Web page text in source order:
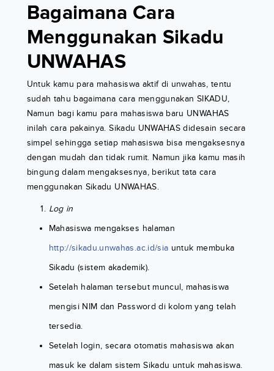
Bagaimana Cara
Menggunakan Sikadu
UNWAHAS
Untuk kamu para mahasiswa aktif di unwahas, tentu
sudah tahu bagaimana cara menggunakan SIKADU,
Namun bagi kamu para mahasiswa baru UNWAHAS
inilah cara pakainya. Sikadu UNWAHAS didesain secara
simpel sehingga setiap mahasiswa bisa mengaksesnya
dengan mudah dan tidak rumit. Namun jika kamu masih
bingung dalam mengaksesnya, berikut tata cara
menggunakan Sikadu UNWAHAS.
Log in
Mahasiswa mengakses halaman
http://sikadu.unwahas.ac.id/sia untuk membuka
Sikadu (sistem akademik).
Setelah halaman tersebut muncul, mahasiswa
mengisi NIM dan Password di kolom yang telah
tersedia.
Setelah login, secara otomatis mahasiswa akan
masuk ke dalam sistem Sikadu untuk mahasiswa.